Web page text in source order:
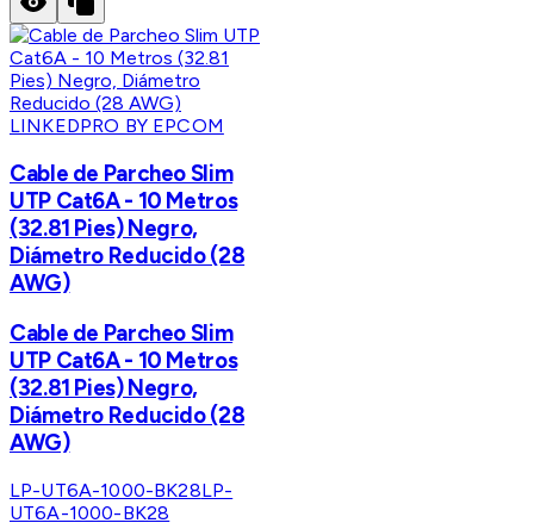
LINKEDPRO BY EPCOM
Cable de Parcheo Slim
UTP Cat6A - 10 Metros
(32.81 Pies) Negro,
Diámetro Reducido (28
AWG)
Cable de Parcheo Slim
UTP Cat6A - 10 Metros
(32.81 Pies) Negro,
Diámetro Reducido (28
AWG)
LP-UT6A-1000-BK28LP-
UT6A-1000-BK28